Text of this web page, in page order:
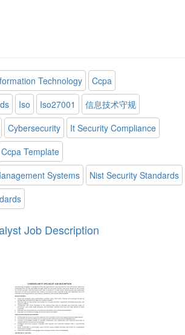
Technology
Ccpa
Iso Iso27001
信息技术守规
Cybersecurity
It Security Compliance
Ccpa Template
Systems
Nist Security Standards
Job Description